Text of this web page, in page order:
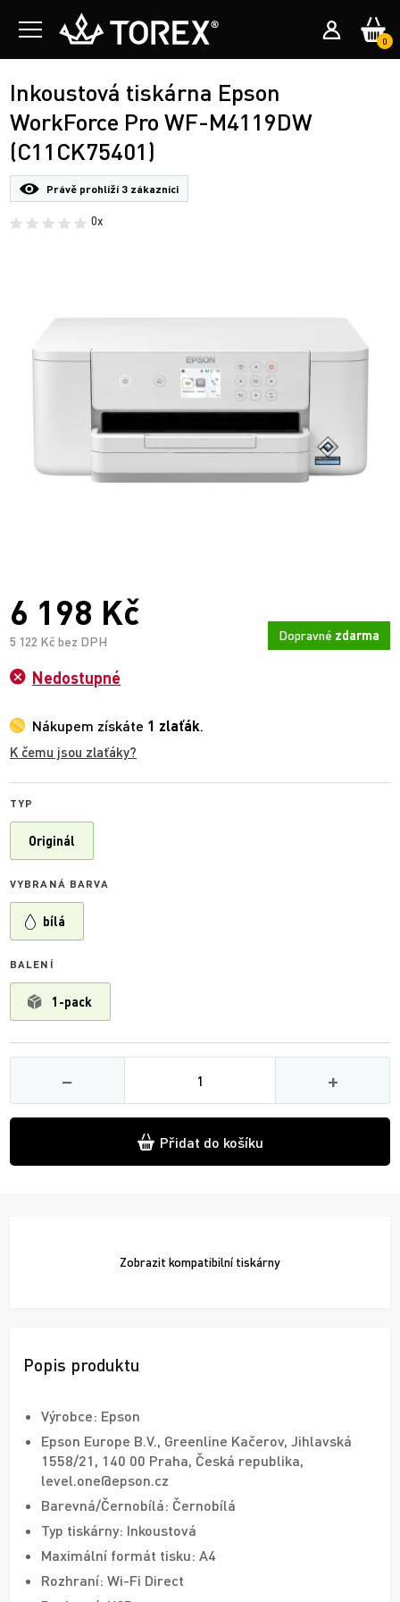
0
Inkoustová tiskárna Epson
WorkForce Pro WF-M4119DW
(C11CK75401)
Právě prohlíží 3 zákazníci
0x
6 198 Kč
5 122 Kč bez DPH Dopravné zdarma
Nedostupné
Nákupem získáte 1 zlaťák.
K čemu jsou zlaťáky?
TYP
Originál
VYBRANÁ BARVA
bílá
BALENÍ
1-pack
−
Množství
+
Přidat do košíku
Zobrazit kompatibilní tiskárny
Popis produktu
Výrobce: Epson
Epson Europe B.V., Greenline Kačerov, Jihlavská
1558/21, 140 00 Praha, Česká republika,
level.one@epson.cz
Barevná/Černobílá: Černobílá
Typ tiskárny: Inkoustová
Maximální formát tisku: A4
Rozhraní: Wi-Fi Direct